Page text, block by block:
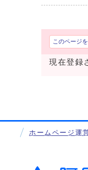
このページ
現在登録
ホームページ運